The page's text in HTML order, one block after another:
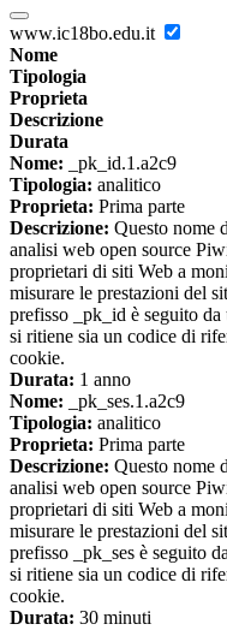
www.ic18bo.edu.it
Nome
Tipologia
Proprieta
Descrizione
Durata
Nome: _pk_id.1.a2c9
Tipologia: analitico
Proprieta: Prima parte
Descrizione: Questo nome
analisi web open source
proprietari di siti Web a
misurare le prestazioni del
prefisso _pk_id è seguito
si ritiene sia un codice di
cookie.
Durata: 1 anno
Nome: _pk_ses.1.a2c9
Tipologia: analitico
Proprieta: Prima parte
Descrizione: Questo nome
analisi web open source
proprietari di siti Web a
misurare le prestazioni del
prefisso _pk_ses è seguito
si ritiene sia un codice di
cookie.
Durata: 30 minuti